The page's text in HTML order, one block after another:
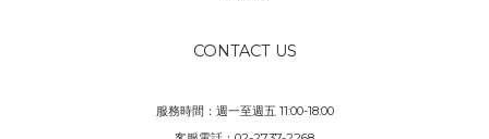
CONTACT US
服務時間：週一至週五 11:00-18:00